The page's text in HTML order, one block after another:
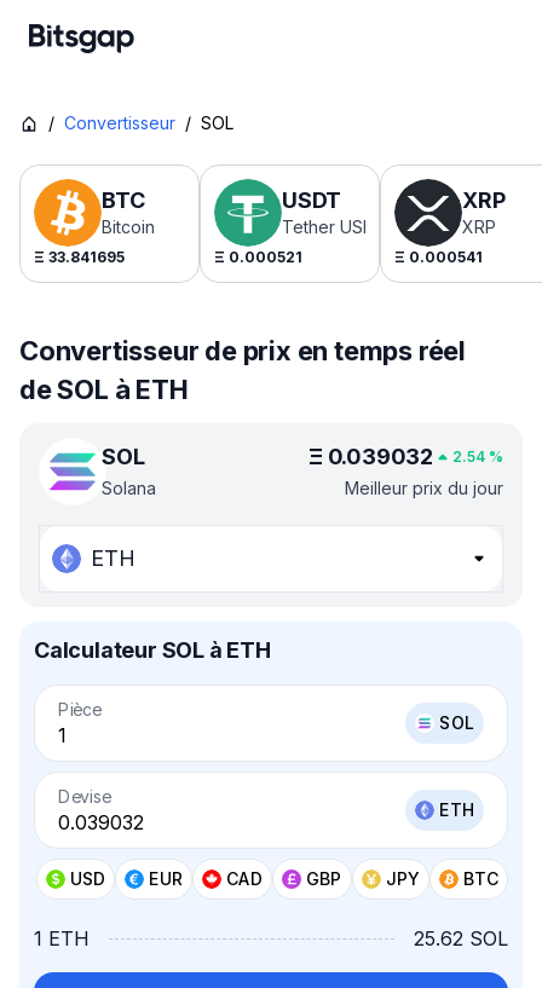
/ Convertisseur / SOL
BTC
Bitcoin
Ξ 33.841695
USDT
Tether USDt
Ξ 0.000521
XRP
XRP
Ξ 0.000541
Convertisseur de prix en temps réel
de SOL à ETH
SOL
Solana
Ξ 0.039032 2.54 %
Meilleur prix du jour
ETH
Calculateur SOL à ETH
Pièce
SOL
Devise
ETH
USD EUR CAD GBP JPY BTC
1 ETH 25.62 SOL